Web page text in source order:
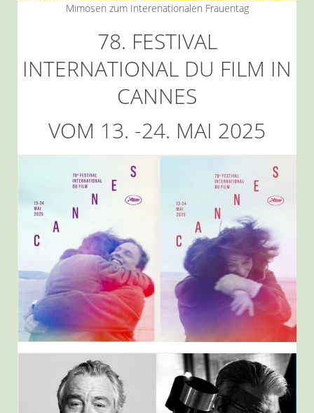
Mimosen zum Interenationalen Frauentag
78. FESTIVAL
INTERNATIONAL DU FILM IN
CANNES
VOM 13. -24. MAI 2025